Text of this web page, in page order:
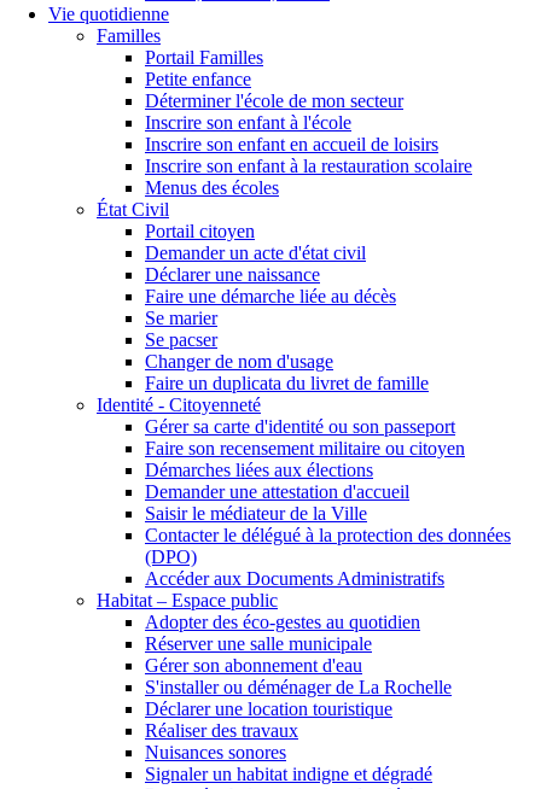
Vie quotidienne
Familles
Portail Familles
Petite enfance
Déterminer l'école de mon secteur
Inscrire son enfant à l'école
Inscrire son enfant en accueil de loisirs
Inscrire son enfant à la restauration scolaire
Menus des écoles
État Civil
Portail citoyen
Demander un acte d'état civil
Déclarer une naissance
Faire une démarche liée au décès
Se marier
Se pacser
Changer de nom d'usage
Faire un duplicata du livret de famille
Identité - Citoyenneté
Gérer sa carte d'identité ou son passeport
Faire son recensement militaire ou citoyen
Démarches liées aux élections
Demander une attestation d'accueil
Saisir le médiateur de la Ville
Contacter le délégué à la protection des données
(DPO)
Accéder aux Documents Administratifs
Habitat – Espace public
Adopter des éco-gestes au quotidien
Réserver une salle municipale
Gérer son abonnement d'eau
S'installer ou déménager de La Rochelle
Déclarer une location touristique
Réaliser des travaux
Nuisances sonores
Signaler un habitat indigne et dégradé